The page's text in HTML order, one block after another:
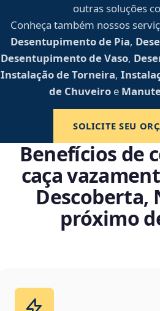
outras soluções
Conheça também nossos
Desentupimento de Pia,
Desentupimento de Vaso,
Instalação de Torneira,
de Chuveiro e
SOLICITE SEU
Benefícios de
caça
Descoberta,
próximo